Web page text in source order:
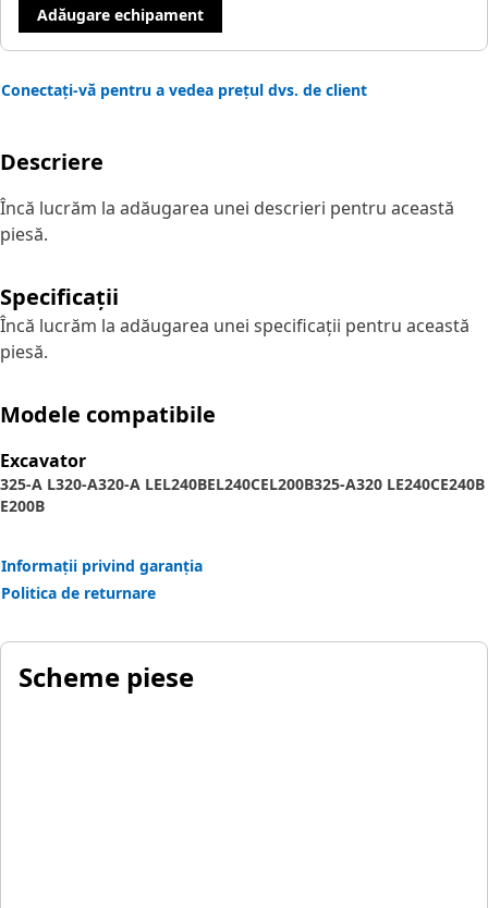
Adăugare echipament
Conectați-vă pentru a vedea prețul dvs. de client
Descriere
Încă lucrăm la adăugarea unei descrieri pentru această
piesă.
Specificații
Încă lucrăm la adăugarea unei specificații pentru această
piesă.
Modele compatibile
Excavator
325-A L320-A320-A LEL240BEL240CEL200B325-A320 LE240CE240B
E200B
Informații privind garanția
Politica de returnare
Scheme piese